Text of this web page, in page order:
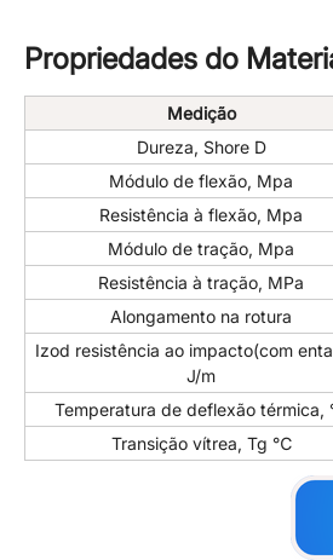
Propriedades do
Medição
Dureza, Shore D
Módulo de flexão, Mpa
Resistência à flexão, Mpa
Módulo de tração, Mpa
Resistência à tração, MPa
Alongamento na rotura
Izod resistência ao impacto(com
J/m
Temperatura de deflexão
Transição vítrea, Tg ℃